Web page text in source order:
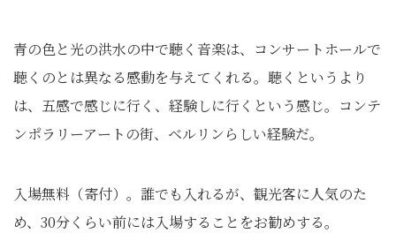
青の色と光の洪水の中で聴く音楽は、コンサートホールで
聴くのとは異なる感動を与えてくれる。聴くというより
は、五感で感じに行く、経験しに行くという感じ。コンテ
ンポラリーアートの街、ベルリンらしい経験だ。
入場無料（寄付）。誰でも入れるが、観光客に人気のた
め、30分くらい前には入場することをお勧めする。